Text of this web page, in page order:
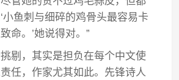
小鱼刺与细碎的鸡骨头最容易卡
命。’她说得对。”
剔，其实是担负在每个中文使
任，作家尤其如此。先锋诗人